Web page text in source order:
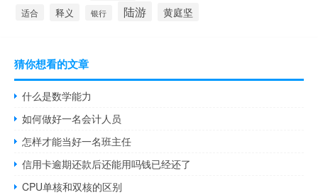
适合
释义 银行 陆游 黄庭坚
猜你想看的文章
什么是数学能力
如何做好一名会计人员
怎样才能当好一名班主任
信用卡逾期还款后还能用吗钱已经还了
CPU单核和双核的区别